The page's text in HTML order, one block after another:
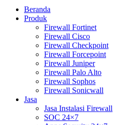
Beranda
Produk
Firewall Fortinet
Firewall Cisco
Firewall Checkpoint
Firewall Forcepoint
Firewall Juniper
Firewall Palo Alto
Firewall Sophos
Firewall Sonicwall
Jasa
Jasa Instalasi Firewall
SOC 24×7